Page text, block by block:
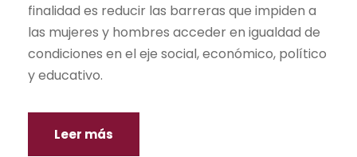
finalidad es reducir las barreras que impiden a
las mujeres y hombres acceder en igualdad de
condiciones en el eje social, económico, político
y educativo.
Leer más